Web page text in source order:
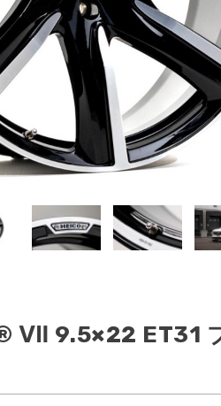
V40/V40CC(MB/
MD)
Ⅶ 9.5×22 ET31